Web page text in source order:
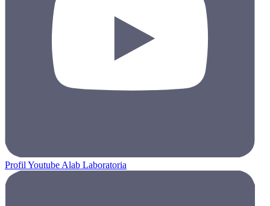
Profil Youtube Alab Laboratoria